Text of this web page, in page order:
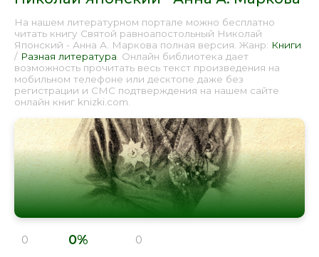
На нашем литературном портале можно бесплатно
читать книгу Святой равноапостольный Николай
Японский - Анна А. Маркова полная версия. Жанр: Книги
/ Разная литература . Онлайн библиотека дает
возможность прочитать весь текст произведения на
мобильном телефоне или десктопе даже без
регистрации и СМС подтверждения на нашем сайте
онлайн книг knizki.com.
0 0% 0